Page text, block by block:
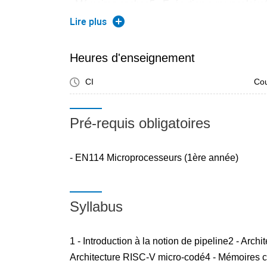
Exécution OoO (Out-of-Order)8 - Renommage
protection d'adresse11 - Mémoire virtuelle
Lire plus
Heures d'enseignement
CI
Pré-requis obligatoires
- EN114 Microprocesseurs (1ère année)
Syllabus
1 - Introduction à la notion de pipeline2 -
Architecture RISC-V micro-codé4 - Mémoires